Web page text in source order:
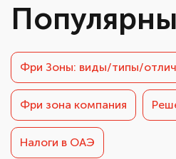
Фри Зоны: виды/типы/
Фри зона компания
Налоги в ОАЭ